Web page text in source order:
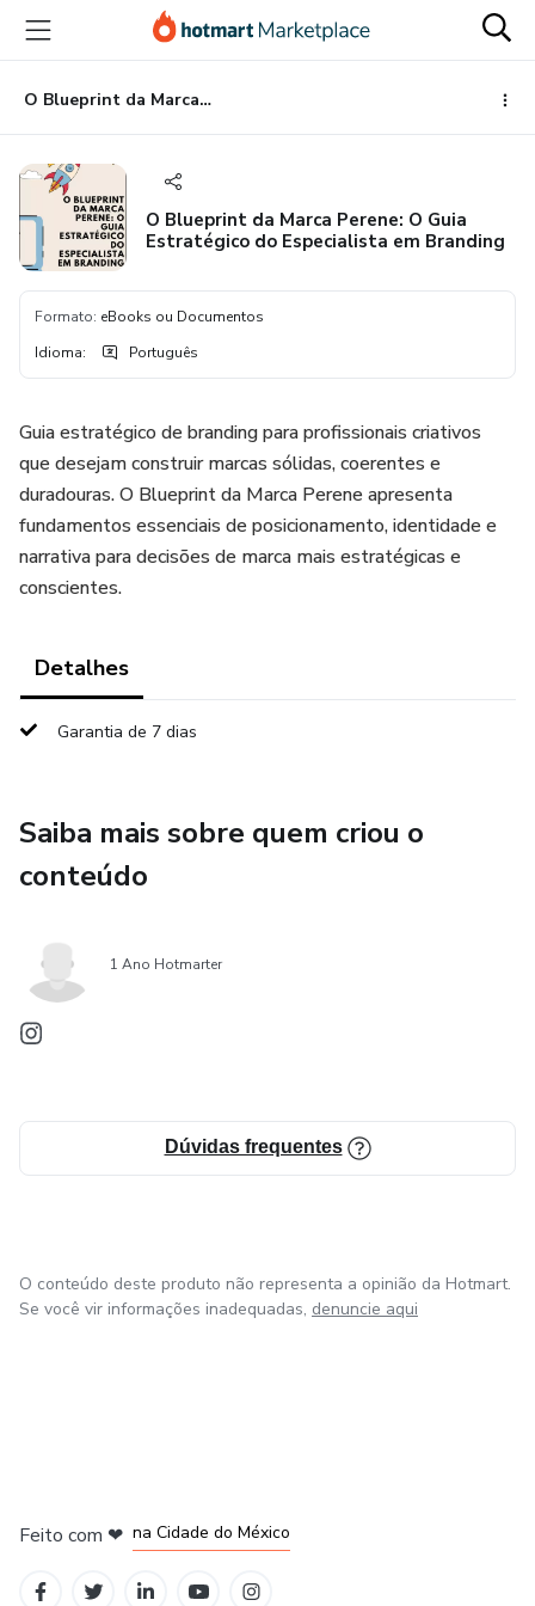
para
conteúdo
principal
para
pagamento
para
rodapé
O Blueprint da Marca Perene: O Guia Estratégico do Especialista em Branding
O Blueprint da Marca Perene: O Guia
Estratégico do Especialista em Branding
Formato: eBooks ou Documentos
Idioma: Português
Guia estratégico de branding para profissionais criativos
que desejam construir marcas sólidas, coerentes e
duradouras. O Blueprint da Marca Perene apresenta
fundamentos essenciais de posicionamento, identidade e
narrativa para decisões de marca mais estratégicas e
conscientes.
Detalhes
Garantia de 7 dias
Saiba mais sobre quem criou o
conteúdo
1 Ano Hotmarter
Dúvidas frequentes
O conteúdo deste produto não representa a opinião da Hotmart.
Se você vir informações inadequadas, denuncie aqui
Feito com ❤ na Cidade do México